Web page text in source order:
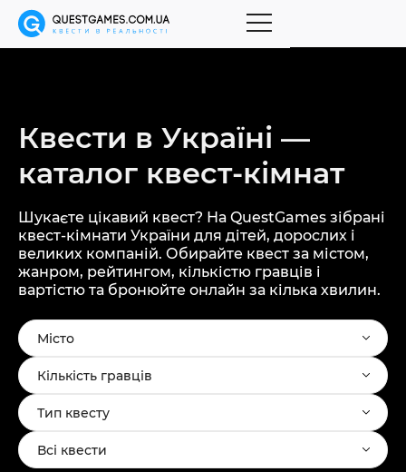
Квести в Україні —
каталог квест-кімнат
Шукаєте цікавий квест? На QuestGames зібрані
квест-кімнати України для дітей, дорослих і
великих компаній. Обирайте квест за містом,
жанром, рейтингом, кількістю гравців і
вартістю та бронюйте онлайн за кілька хвилин.
Місто
Кількість гравців
Тип квесту
Всі квести